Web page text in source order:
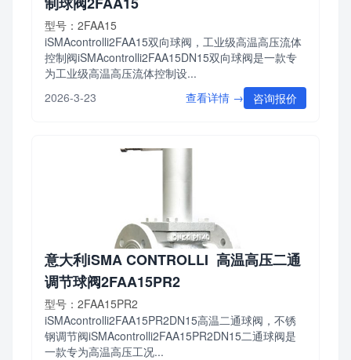
型号：2FAA15
iSMAcontrolli2FAA15双向球阀，工业级高温高压流体
控制阀iSMAcontrolli2FAA15DN15双向球阀是一款专
为工业级高温高压流体控制设...
2026-3-23
查看详情 → 咨询报价
意大利iSMA CONTROLLI 高温高压二通
调节球阀2FAA15PR2
型号：2FAA15PR2
iSMAcontrolli2FAA15PR2DN15高温二通球阀，不锈
钢调节阀iSMAcontrolli2FAA15PR2DN15二通球阀是
一款专为高温高压工况...